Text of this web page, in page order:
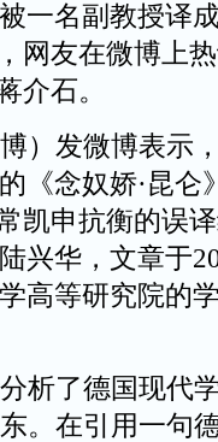
一名副教授译
网友在微博上
介石。
）发微博表示
《念奴娇·昆仑
凯申抗衡的误
兴华，文章于
高等研究院的
析了德国现代
。在引用一句